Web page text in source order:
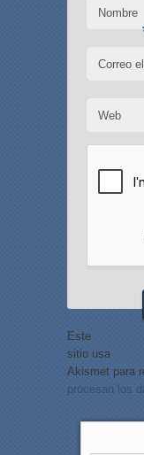
Nombre
Correo
Web
Este
sitio usa
Akismet para
procesan los